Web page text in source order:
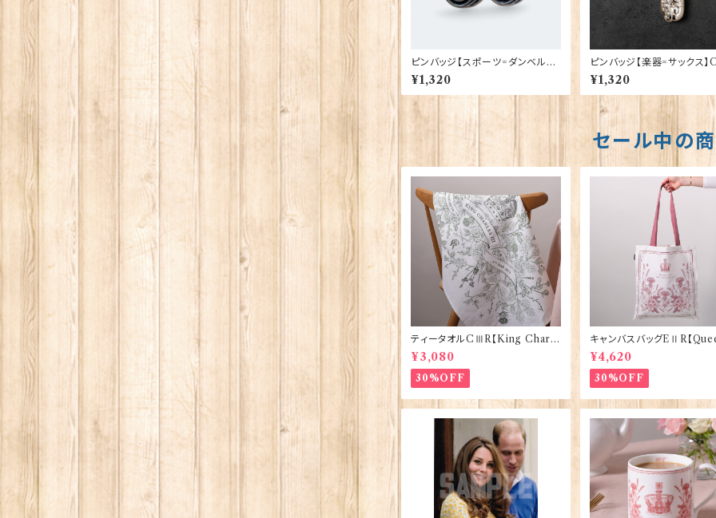
ピンバッジ【スポーツ=ダンベル】C
¥1,320
ピンバッジ【楽器=サックス
gan 90040-XJKB09-22
¥1,320
セール中の
ティータオルCⅢR【King Charle
sⅢ Coronation】Victoria Egg
s 50129
¥3,080
30%OFF
キャンバスバッグEⅡR【
izabethⅡ
Victoria Eggs 90332
¥4,620
30%OFF